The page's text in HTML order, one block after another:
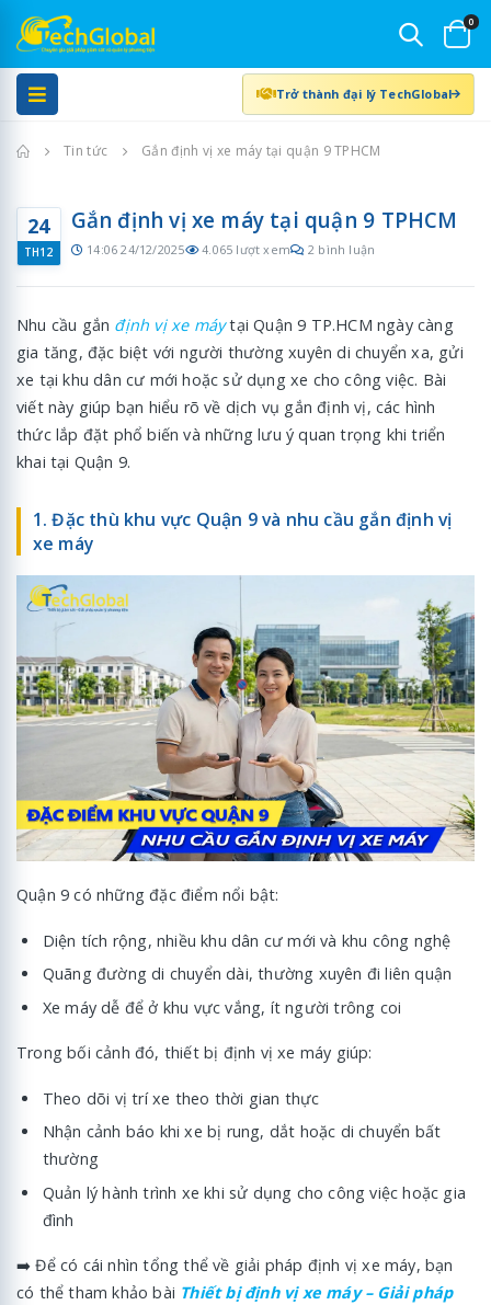
0
Trở thành đại lý TechGlobal
Trang chủ
Tin tức Gắn định vị xe máy tại quận 9 TPHCM
24
TH12
Gắn định vị xe máy tại quận 9 TPHCM
14:06 24/12/2025 4.065 lượt xem 2 bình luận
Nhu cầu gắn định vị xe máytại Quận 9 TP.HCM ngày càng
gia tăng, đặc biệt với người thường xuyên di chuyển xa, gửi
xe tại khu dân cư mới hoặc sử dụng xe cho công việc. Bài
viết này giúp bạn hiểu rõ về dịch vụ gắn định vị, các hình
thức lắp đặt phổ biến và những lưu ý quan trọng khi triển
khai tại Quận 9.
1. Đặc thù khu vực Quận 9 và nhu cầu gắn định vị
xe máy
Quận 9 có những đặc điểm nổi bật:
Diện tích rộng, nhiều khu dân cư mới và khu công nghệ
Quãng đường di chuyển dài, thường xuyên đi liên quận
Xe máy dễ để ở khu vực vắng, ít người trông coi
Trong bối cảnh đó, thiết bị định vị xe máy giúp:
Theo dõi vị trí xe theo thời gian thực
Nhận cảnh báo khi xe bị rung, dắt hoặc di chuyển bất
thường
Quản lý hành trình xe khi sử dụng cho công việc hoặc gia
đình
➡️ Để có cái nhìn tổng thể về giải pháp định vị xe máy, bạn
có thể tham khảo bài Thiết bị định vị xe máy – Giải pháp